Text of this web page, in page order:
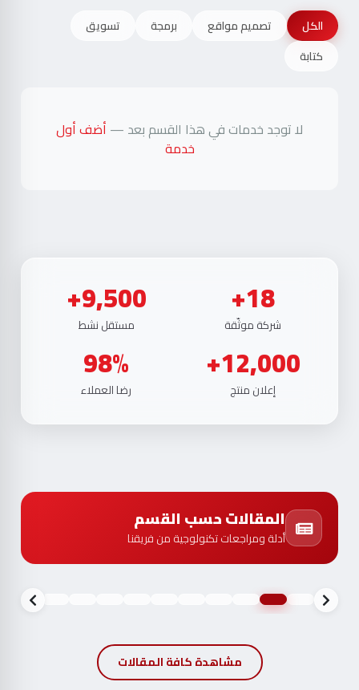
الكل تصميم مواقع برمجة
تسويق
كتابة
لا توجد خدمات في هذا القسم بعد — أضف أول
خدمة
18+
شركة موثّقة
9,500+
مستقل نشط
12,000+
إعلان منتج
98%
رضا العملاء
المقالات حسب القسم
أدلة ومراجعات تكنولوجية من فريقنا
مشاهدة كافة المقالات